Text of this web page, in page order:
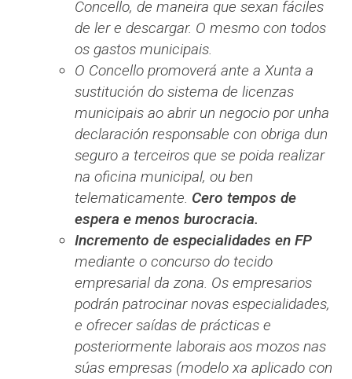
Concello, de maneira que sexan fáciles
de ler e descargar. O mesmo con todos
os gastos municipais.
O Concello promoverá ante a Xunta a
sustitución do sistema de licenzas
municipais ao abrir un negocio por unha
declaración responsable con obriga dun
seguro a terceiros que se poida realizar
na oficina municipal, ou ben
telematicamente. Cero tempos de
espera e menos burocracia.
Incremento de especialidades en FP
mediante o concurso do tecido
empresarial da zona. Os empresarios
podrán patrocinar novas especialidades,
e ofrecer saídas de prácticas e
posteriormente laborais aos mozos nas
súas empresas (modelo xa aplicado con